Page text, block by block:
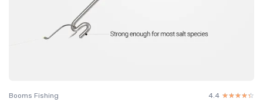
Booms Fishing 4.4 ☆☆☆☆☆
★★★★★